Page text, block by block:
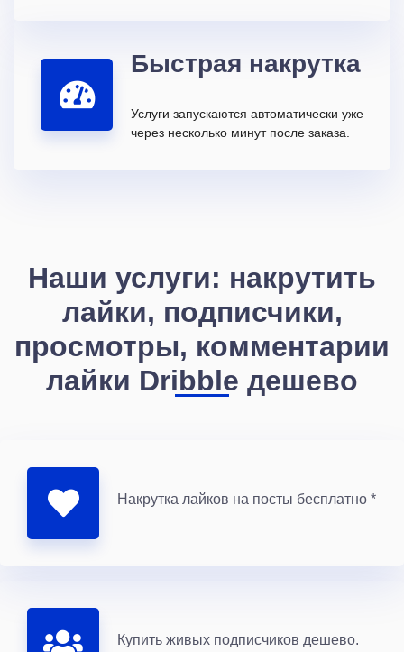
Быстрая накрутка
Услуги запускаются автоматически уже
через несколько минут после заказа.
Наши услуги: накрутить
лайки, подписчики,
просмотры, комментарии
лайки Dribble дешево
Накрутка лайков на посты бесплатно *
Купить живых подписчиков дешево.